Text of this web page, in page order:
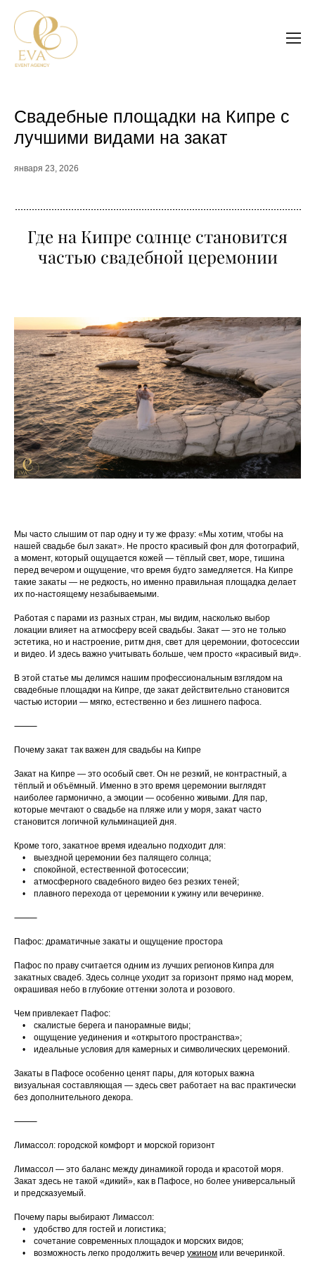
января 23, 2026
Свадебные площадки на Кипре с
лучшими видами на закат
Где на Кипре солнце становится
частью свадебной церемонии
Мы часто слышим от пар одну и ту же фразу: «Мы хотим, чтобы на
нашей свадьбе был закат». Не просто красивый фон для фотографий,
а момент, который ощущается кожей — тёплый свет, море, тишина
перед вечером и ощущение, что время будто замедляется. На Кипре
такие закаты — не редкость, но именно правильная площадка делает
их по-настоящему незабываемыми.
Работая с парами из разных стран, мы видим, насколько выбор
локации влияет на атмосферу всей свадьбы. Закат — это не только
эстетика, но и настроение, ритм дня, свет для церемонии, фотосессии
и видео. И здесь важно учитывать больше, чем просто «красивый вид».
В этой статье мы делимся нашим профессиональным взглядом на
свадебные площадки на Кипре, где закат действительно становится
частью истории — мягко, естественно и без лишнего пафоса.
⸻
Почему закат так важен для свадьбы на Кипре
Закат на Кипре — это особый свет. Он не резкий, не контрастный, а
тёплый и объёмный. Именно в это время церемонии выглядят
наиболее гармонично, а эмоции — особенно живыми. Для пар,
которые мечтают о свадьбе на пляже или у моря, закат часто
становится логичной кульминацией дня.
Кроме того, закатное время идеально подходит для:
• выездной церемонии без палящего солнца;
• спокойной, естественной фотосессии;
• атмосферного свадебного видео без резких теней;
• плавного перехода от церемонии к ужину или вечеринке.
⸻
Пафос: драматичные закаты и ощущение простора
Пафос по праву считается одним из лучших регионов Кипра для
закатных свадеб. Здесь солнце уходит за горизонт прямо над морем,
окрашивая небо в глубокие оттенки золота и розового.
Чем привлекает Пафос:
• скалистые берега и панорамные виды;
• ощущение уединения и «открытого пространства»;
• идеальные условия для камерных и символических церемоний.
Закаты в Пафосе особенно ценят пары, для которых важна
визуальная составляющая — здесь свет работает на вас практически
без дополнительного декора.
⸻
Лимассол: городской комфорт и морской горизонт
Лимассол — это баланс между динамикой города и красотой моря.
Закат здесь не такой «дикий», как в Пафосе, но более универсальный
и предсказуемый.
Почему пары выбирают Лимассол:
• удобство для гостей и логистика;
• сочетание современных площадок и морских видов;
• возможность легко продолжить вечер ужином или вечеринкой.